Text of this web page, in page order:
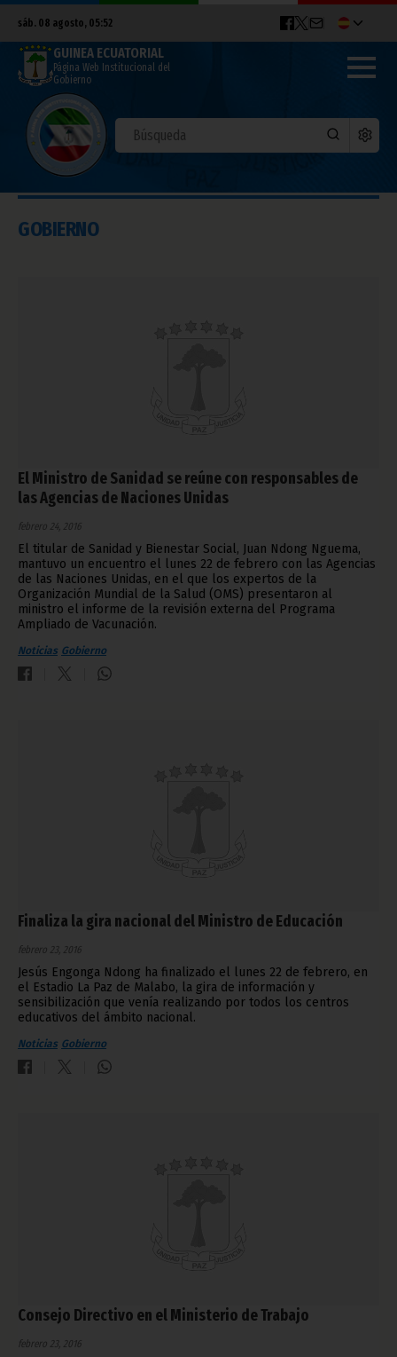
sáb. 08 agosto, 05:52
GUINEA ECUATORIAL
Página Web Institucional del
Gobierno
GOBIERNO
El Ministro de Sanidad se reúne con responsables de
las Agencias de Naciones Unidas
febrero 24, 2016
El titular de Sanidad y Bienestar Social, Juan Ndong Nguema,
mantuvo un encuentro el lunes 22 de febrero con las Agencias
de las Naciones Unidas, en el que los expertos de la
Organización Mundial de la Salud (OMS) presentaron al
ministro el informe de la revisión externa del Programa
Ampliado de Vacunación.
Noticias Gobierno
Finaliza la gira nacional del Ministro de Educación
febrero 23, 2016
Jesús Engonga Ndong ha finalizado el lunes 22 de febrero, en
el Estadio La Paz de Malabo, la gira de información y
sensibilización que venía realizando por todos los centros
educativos del ámbito nacional.
Noticias Gobierno
Consejo Directivo en el Ministerio de Trabajo
febrero 23, 2016